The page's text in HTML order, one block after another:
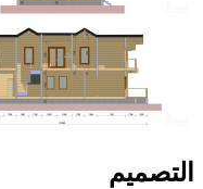
التصميم